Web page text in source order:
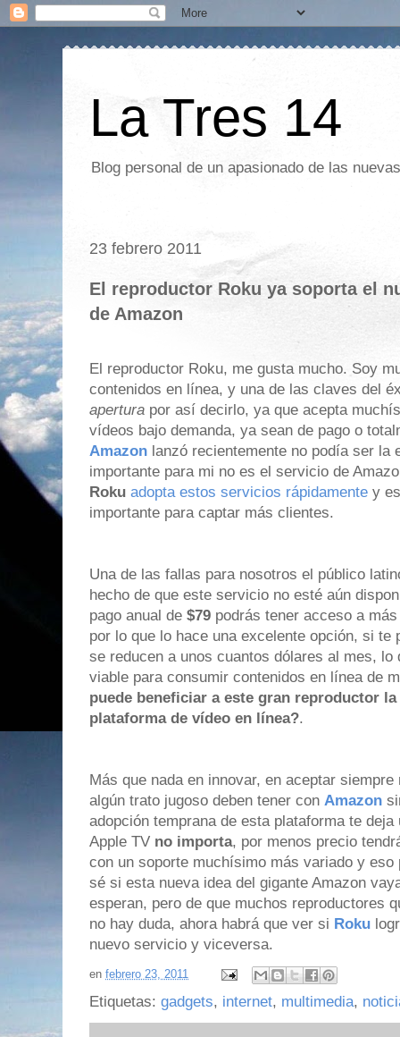
La Tres 14
Blog personal de un apasionado de las
23 febrero 2011
El reproductor Roku ya soporta el
de Amazon
El reproductor Roku, me gusta mucho. Soy
contenidos en línea, y una de las claves del
apertura por así decirlo, ya que acepta
vídeos bajo demanda, ya sean de pago o
Amazon lanzó recientemente no podía ser la
importante para mi no es el servicio de
Roku adopta estos servicios rápidamente y
importante para captar más clientes.
Una de las fallas para nosotros el público
hecho de que este servicio no esté aún
pago anual de $79 podrás tener acceso a
por lo que lo hace una excelente opción, si te
se reducen a unos cuantos dólares al mes, lo
viable para consumir contenidos en línea de
puede beneficiar a este gran reproductor
plataforma de vídeo en línea?.
Más que nada en innovar, en aceptar
algún trato jugoso deben tener con Amazon
adopción temprana de esta plataforma te
Apple TV no importa, por menos precio
con un soporte muchísimo más variado y eso
sé si esta nueva idea del gigante Amazon
esperan, pero de que muchos reproductores
no hay duda, ahora habrá que ver si Roku
nuevo servicio y viceversa.
en febrero 23, 2011
Etiquetas: gadgets, internet, multimedia,